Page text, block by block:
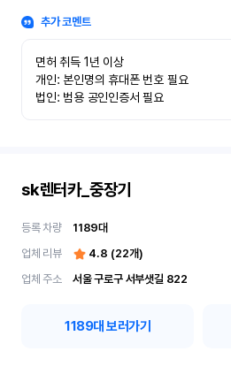
추가 코멘트
면허 취득 1년 이상
개인: 본인명의 휴대폰 번호 필요
법인: 범용 공인인증서 필요
sk렌터카_중장기
등록 차량 1189대
업체 리뷰
4.8 (22개)
업체 주소
서울 구로구 서부샛길 822
1189대 보러가기